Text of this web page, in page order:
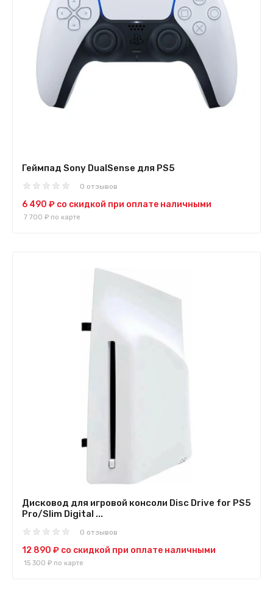
Геймпад Sony DualSense для PS5
0 отзывов
6 490 ₽ со скидкой при оплате наличными
7 700 ₽ по карте
Дисковод для игровой консоли Disc Drive for PS5
Pro/Slim Digital ...
0 отзывов
12 890 ₽ со скидкой при оплате наличными
15 300 ₽ по карте